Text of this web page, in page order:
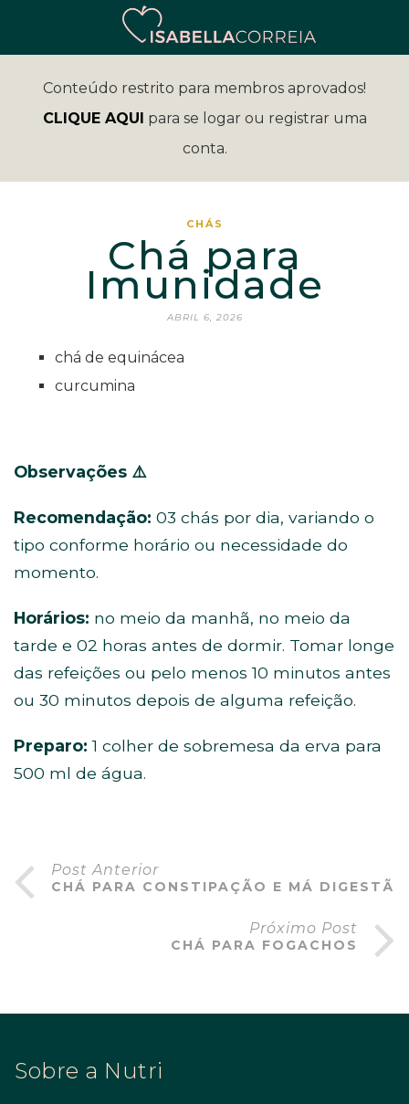
Conteúdo restrito para membros aprovados!
CLIQUE AQUI para se logar ou registrar uma
conta.
CHÁS
Chá para
Imunidade
ABRIL 6, 2026
chá de equinácea
curcumina
Observações ⚠️
Recomendação: 03 chás por dia, variando o
tipo conforme horário ou necessidade do
momento.
Horários: no meio da manhã, no meio da
tarde e 02 horas antes de dormir. Tomar longe
das refeições ou pelo menos 10 minutos antes
ou 30 minutos depois de alguma refeição.
Preparo: 1 colher de sobremesa da erva para
500 ml de água.
Post Anterior
CHÁ PARA CONSTIPAÇÃO E MÁ DIGESTÃO
Próximo Post
CHÁ PARA FOGACHOS
Sobre a Nutri